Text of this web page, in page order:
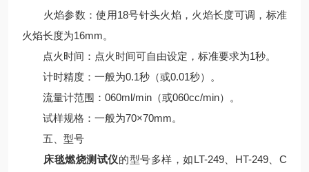
火焰参数：使用18号针头火焰，火焰长度可调，标准
火焰长度为16mm。
点火时间：点火时间可自由设定，标准要求为1秒。
计时精度：一般为0.1秒（或0.01秒）。
流量计范围：060ml/min（或060cc/min）。
试样规格：一般为70×70mm。
五、型号
床毯燃烧测试仪的型号多样，如LT-249、HT-249、C